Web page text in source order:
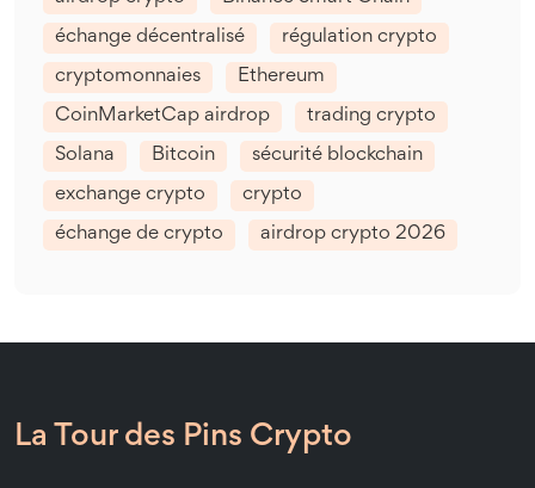
échange décentralisé régulation crypto
cryptomonnaies Ethereum
CoinMarketCap airdrop trading crypto
Solana Bitcoin sécurité blockchain
exchange crypto crypto
échange de crypto airdrop crypto 2026
La Tour des Pins Crypto